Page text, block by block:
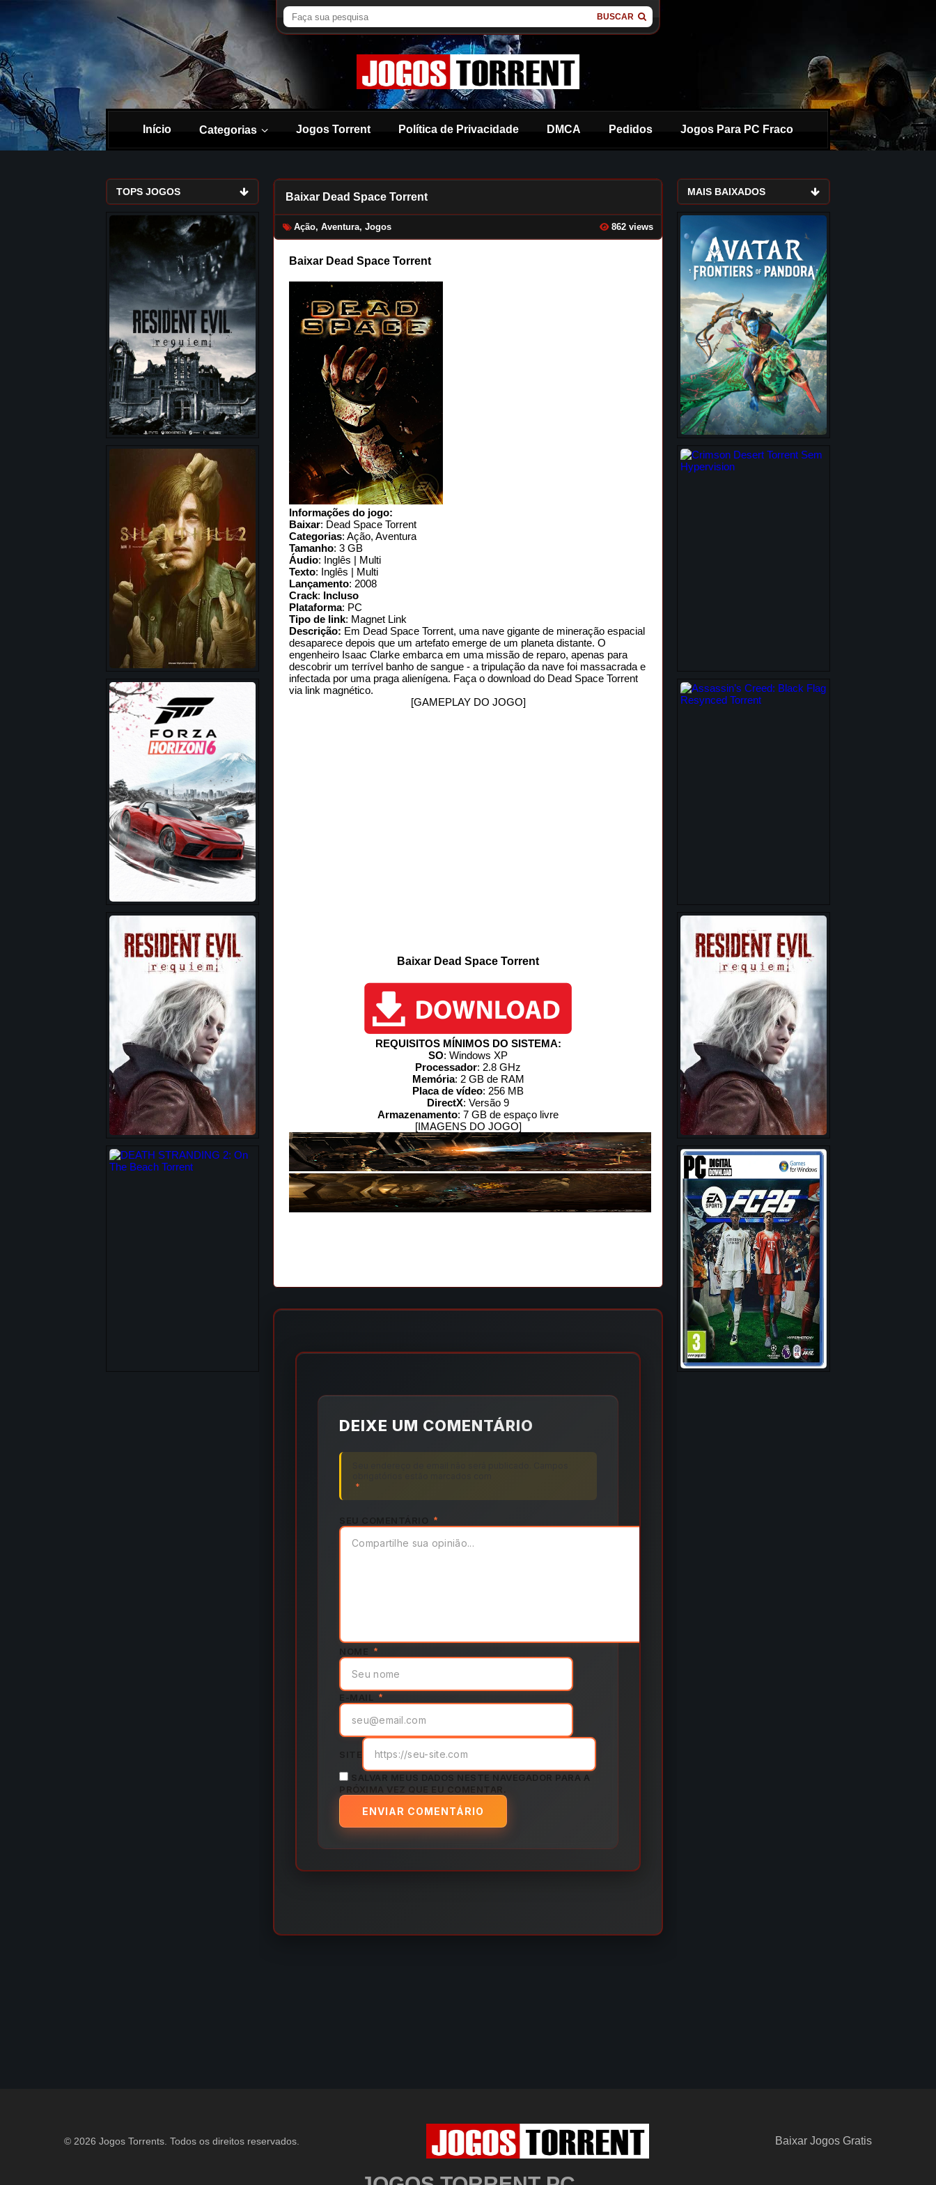
BUSCAR
Início Categorias Jogos Torrent Política de Privacidade DMCA Pedidos Jogos Para PC Fraco
TOPS JOGOS Baixar Dead Space Torrent
Ação, Aventura, Jogos 862 views
Baixar Dead Space Torrent
Informações do jogo:
Baixar: Dead Space Torrent
Categorias: Ação, Aventura
Tamanho: 3 GB
Áudio: Inglês | Multi
Texto: Inglês | Multi
Lançamento: 2008
Crack: Incluso
Plataforma: PC
Tipo de link: Magnet Link
Descrição: Em Dead Space Torrent, uma nave gigante de mineração espacial
desaparece depois que um artefato emerge de um planeta distante. O
engenheiro Isaac Clarke embarca em uma missão de reparo, apenas para
descobrir um terrível banho de sangue - a tripulação da nave foi massacrada e
infectada por uma praga alienígena. Faça o download do Dead Space Torrent
via link magnético.
[GAMEPLAY DO JOGO]
Baixar Dead Space Torrent
REQUISITOS MÍNIMOS DO SISTEMA:
SO: Windows XP
Processador: 2.8 GHz
Memória: 2 GB de RAM
Placa de vídeo: 256 MB
DirectX: Versão 9
Armazenamento: 7 GB de espaço livre
[IMAGENS DO JOGO]
DEIXE UM COMENTÁRIO
*
*
*
E-MAIL *
SALVAR MEUS DADOS NESTE NAVEGADOR PARA A
PRÓXIMA VEZ QUE EU COMENTAR.
MAIS BAIXADOS
© 2026 Jogos Torrents. Todos os direitos reservados. Baixar Jogos Gratis